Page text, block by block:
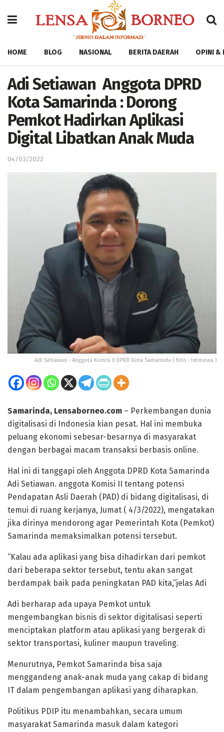
HOME BLOG NASIONAL BERITA DAERAH OPINI &
Adi Setiawan Anggota DPRD
Kota Samarinda : Dorong
Pemkot Hadirkan Aplikasi
Digital Libatkan Anak Muda
04/03/2022
Adi Setiawan - Anggota Komisi II DPRD Kota Samarinda ( foto : Istimewa )
Samarinda, Lensaborneo.com – Perkembangan dunia
digitalisasi di Indonesia kian pesat. Hal ini membuka
peluang ekonomi sebesar-besarnya di masyarakat
dengan berbagai macam transaksi berbasis online.
Hal ini di tanggapi oleh Anggota DPRD Kota Samarinda
Adi Setiawan. anggota Komisi II tentang potensi
Pendapatan Asli Daerah (PAD) di bidang digitalisasi, di
temui di ruang kerjanya, Jumat ( 4/3/2022), mengatakan
jika dirinya mendorong agar Pemerintah Kota (Pemkot)
Samarinda memaksimalkan potensi tersebut.
“Kalau ada aplikasi yang bisa dihadirkan dari pemkot
dari beberapa sektor tersebut, tentu akan sangat
berdampak baik pada peningkatan PAD kita,”jelas Adi
Adi berharap ada upaya Pemkot untuk
mengembangkan bisnis di sektor digitalisasi seperti
menciptakan platform atau aplikasi yang bergerak di
sektor transportasi, kuliner maupun traveling.
Menurutnya, Pemkot Samarinda bisa saja
menggandeng anak-anak muda yang cakap di bidang
IT dalam pengembangan aplikasi yang diharapkan.
Politikus PDIP itu menambahkan, secara umum
masyarakat Samarinda masuk dalam kategori